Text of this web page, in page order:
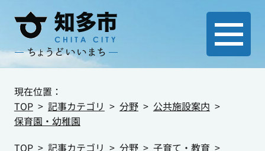
現在位置：
TOP
記事カテゴリ 分野
公共施設案内
保育園・幼稚園
TOP
記事カテゴリ 分野
子育て・教育